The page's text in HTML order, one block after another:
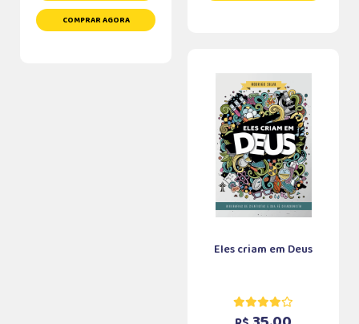
COMPRAR AGORA
Eles criam em Deus